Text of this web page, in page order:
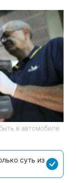
в автомобиле
суть из